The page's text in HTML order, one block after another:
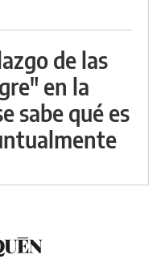
de las
en la
sabe qué es